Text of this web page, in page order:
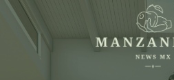
Saltar
contenido